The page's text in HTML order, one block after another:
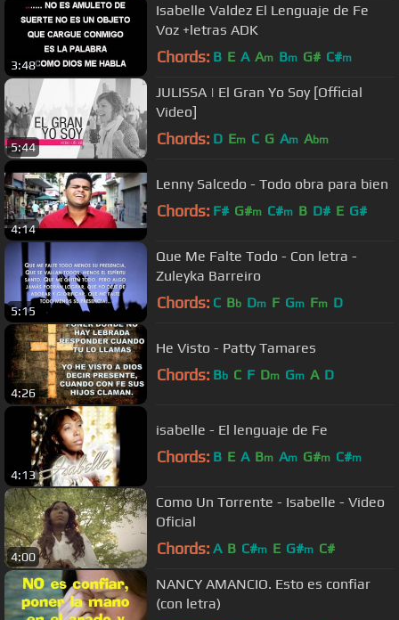
3:48
Isabelle Valdez El Lenguaje de Fe
Voz +letras ADK
Chords: B E A Am Bm G# C#m
5:44
JULISSA | El Gran Yo Soy [Official
Video]
Chords: D Em C G Am Abm
4:14
Lenny Salcedo - Todo obra para bien
Chords: F# G#m C#m B D# E G#
5:15
Que Me Falte Todo - Con letra -
Zuleyka Barreiro
Chords: C Bb Dm F Gm Fm D
4:26
He Visto - Patty Tamares
Chords: Bb C F Dm Gm A D
4:13
isabelle - El lenguaje de Fe
Chords: B E A Bm Am G#m C#m
4:00
Como Un Torrente - Isabelle - Video
Oficial
Chords: A B C#m E G#m C#
NANCY AMANCIO. Esto es confiar
(con letra)